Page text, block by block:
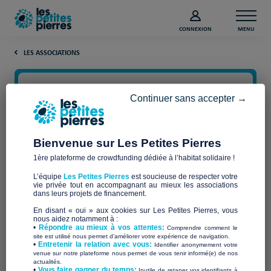
CONNEXION MENU
LES ASSOCIATIONS
SYMPHONIE EQUITABLE
Bienvenue sur Les Petites Pierres
1ère plateforme de crowdfunding dédiée à l’habitat solidaire !
L’équipe Les Petites Pierres est soucieuse de respecter votre
vie privée tout en accompagnant au mieux les associations
dans leurs projets de financement.
En disant « oui » aux cookies sur Les Petites Pierres, vous
nous aidez notamment à :
• Répondre au mieux à vos attentes:Comprendre comment le
site est utilisé nous permet d'améliorer votre expérience de navigation.
•Entretenir la relation avec vous: Identifier anonymement votre
venue sur notre plateforme nous permet de vous tenir informé(e) de nos
actualités.
Continuer sans accepter →